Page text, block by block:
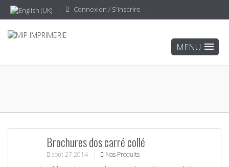
Connexion / S'inscrire
Brochures dos carré collé
août 27 2014 Nos Produits